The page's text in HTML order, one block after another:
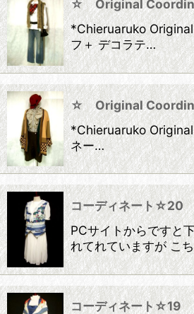
☆ Original
*Chieruaruko Original
フ＋ デコラテ…
☆ Original
*Chieruaruko Original
ネー…
コーディネート☆20
PCサイトからですと
れてれていますが こ
コーディネート☆19